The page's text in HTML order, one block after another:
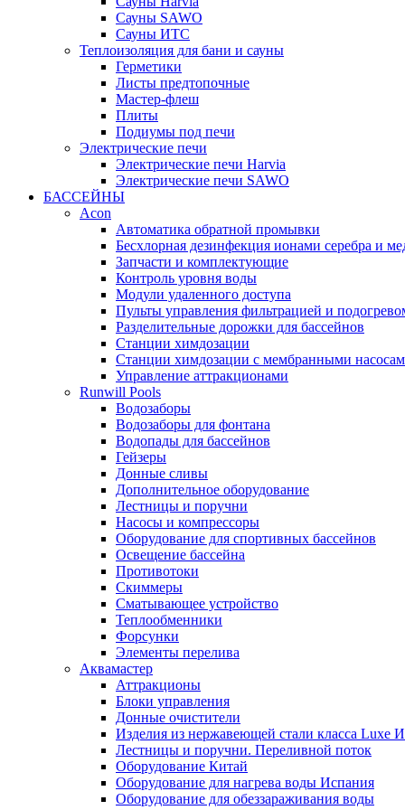
Сауны SAWO
Сауны ИТС
Теплоизоляция для бани и сауны
Герметики
Листы предтопочные
Мастер-флеш
Плиты
Подиумы под печи
Электрические печи
Электрические печи Harvia
Электрические печи SAWO
БАССЕЙНЫ
Acon
Автоматика обратной промывки
Беcхлорная дезинфекция ионами серебра и
Запчасти и комплектующие
Контроль уровня воды
Модули удаленного доступа
Пульты управления фильтрацией и
Разделительные дорожки для бассейнов
Станции химдозации
Станции химдозации с мембранными
Управление аттракционами
Runwill Pools
Водозаборы
Водозаборы для фонтана
Водопады для бассейнов
Гейзеры
Донные сливы
Дополнительное оборудование
Лестницы и поручни
Насосы и компрессоры
Оборудование для спортивных бассейнов
Освещение бассейна
Противотоки
Скиммеры
Сматывающее устройство
Теплообменники
Форсунки
Элементы перелива
Аквамастер
Аттракционы
Блоки управления
Донные очистители
Изделия из нержавеющей стали класса Luxe
Лестницы и поручни. Переливной поток
Оборудование Китай
Оборудование для нагрева воды Испания
Оборудование для обеззараживания воды